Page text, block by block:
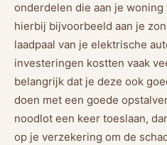
onderdelen die aan je
hierbij bijvoorbeeld aan je
laadpaal van je elektrische
investeringen kostten vaak
belangrijk dat je deze ook
doen met een goede
noodlot een keer toeslaan,
op je verzekering om de